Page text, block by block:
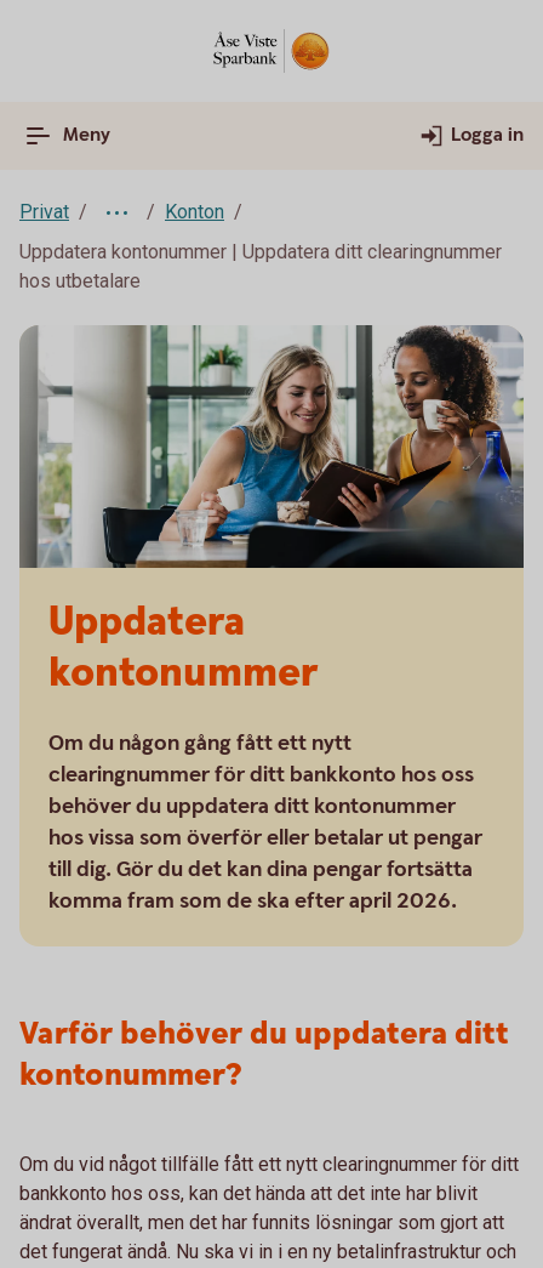
Meny Logga in
Privat
Konton
Uppdatera kontonummer | Uppdatera ditt clearingnummer
hos utbetalare
Uppdatera
kontonummer
Om du någon gång fått ett nytt
clearingnummer för ditt bankkonto hos oss
behöver du uppdatera ditt kontonummer
hos vissa som överför eller betalar ut pengar
till dig. Gör du det kan dina pengar fortsätta
komma fram som de ska efter april 2026.
Varför behöver du uppdatera ditt
kontonummer?
Om du vid något tillfälle fått ett nytt clearingnummer för ditt
bankkonto hos oss, kan det hända att det inte har blivit
ändrat överallt, men det har funnits lösningar som gjort att
det fungerat ändå. Nu ska vi in i en ny betalinfrastruktur och